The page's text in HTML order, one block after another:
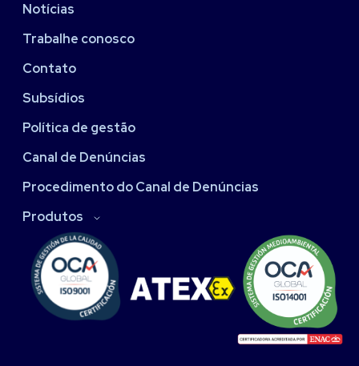
Notícias
Trabalhe conosco
Contato
Subsídios
Política de gestão
Canal de Denúncias
Procedimento do Canal de Denúncias
Produtos